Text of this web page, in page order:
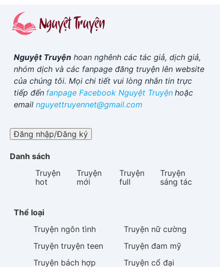
Một cô sinh viên từng theo học ngành Du
lịch.
chải làm thêm, kiếm tiền trang trải viện phí.
Cô bước vào cuộc sống của Ninh Tịch Dao
chỉ với thân phận một nhân viên phục vụ tại
nhà hàng thuộc tập đoàn họ Ninh.
Một người là thiên kim cao cao tại thượng.
chật vật mưu sinh.
Ban đầu, giữa họ chỉ đơn thuần là mối quan
chân thành.
Những ngày tháng sống chung dưới một
mái nhà tưởng chừng sẽ kéo dài mãi mãi.
— Đừng vì em mà từ bỏ tương lai.
Ninh Tịch Dao mang theo trái tim tan vỡ rời
khỏi quê hương, cũng mang theo lời nói dối
Nguyệt Truyện hoan nghênh các tác giả, dịch giả,
nhóm dịch và các fanpage đăng truyện lên website
của chúng tôi. Mọi chi tiết vui lòng nhắn tin trực
tiếp đến fanpage Facebook Nguyệt Truyện hoặc
email nguyettruyennet@gmail.com
Đăng nhập/Đăng ký
Danh sách
Truyện
hot
Truyện
mới
Truyện
full
Truyện
sáng tác
Thể loại
Truyện ngôn tình Truyện nữ cường
Truyện truyện teen Truyện đam mỹ
Truyện bách hợp Truyện cổ đại